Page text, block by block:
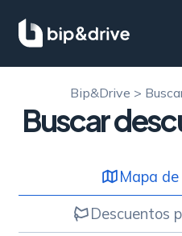
Bip&Drive >
Buscar
Mapa
Descuentos